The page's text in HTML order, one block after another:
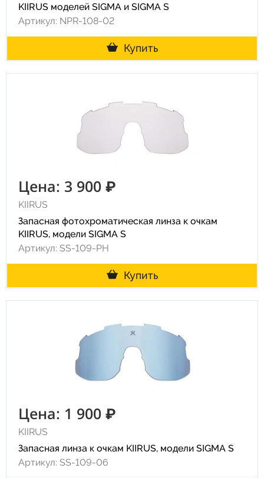
KIIRUS моделей SIGMA и SIGMA S
Артикул: NPR-108-02
Купить
Цена: 3 900 ₽
KIIRUS
Запасная фотохроматическая линза к очкам
KIIRUS, модели SIGMA S
Артикул: SS-109-PH
Купить
Цена: 1 900 ₽
KIIRUS
Запасная линза к очкам KIIRUS, модели SIGMA S
Артикул: SS-109-06